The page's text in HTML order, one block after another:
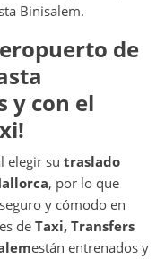
Binisalem.
de
y con el
elegir su traslado
, por lo que
y cómodo en
de Taxi, Transfers
están entrenados y